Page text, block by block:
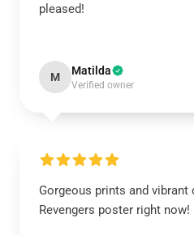
pleased!
M Matilda
Verified owner
Gorgeous prints and
Revengers poster right now!